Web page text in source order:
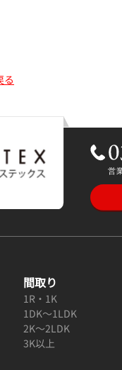
る
間取り
1R・1K
1DK～1LDK
2K～2LDK
3K以上